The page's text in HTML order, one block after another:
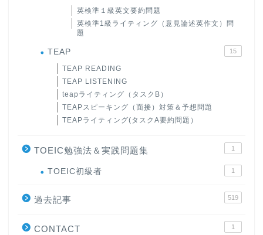
英検準１級英文要約問題
英検準1級ライティング（意見論述英作文）問
題
TEAP 15
TEAP READING
TEAP LISTENING
teapライティング（タスクB）
TEAPスピーキング（面接）対策＆予想問題
TEAPライティング(タスクA要約問題）
TOEIC勉強法＆実践問題集 1
TOEIC初級者 1
過去記事 519
CONTACT 1